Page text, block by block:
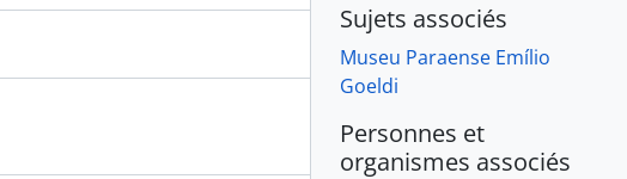
Sujets associés
Museu Paraense Emílio
Goeldi
Personnes et
organismes associés